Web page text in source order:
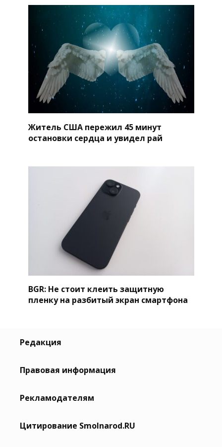
Житель США пережил 45 минут
остановки сердца и увидел рай
BGR: Не стоит клеить защитную
пленку на разбитый экран смартфона
Редакция
Правовая информация
Рекламодателям
Цитирование Smolnarod.RU